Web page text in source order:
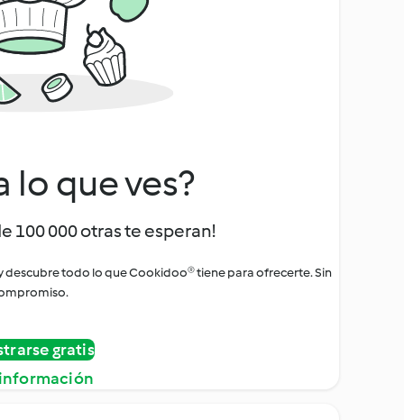
lo que ves?
100 000 otras te esperan!
descubre todo lo que Cookidoo® tiene para ofrecerte. Sin
gratis